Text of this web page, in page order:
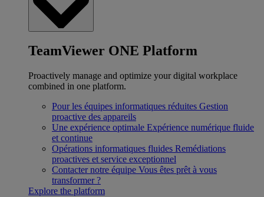
TeamViewer ONE Platform
Proactively manage and optimize your digital workplace
combined in one platform.
Pour les équipes informatiques réduites Gestion
proactive des appareils
Une expérience optimale Expérience numérique fluide
et continue
Opérations informatiques fluides Remédiations
proactives et service exceptionnel
Contacter notre équipe Vous êtes prêt à vous
transformer ?
Explore the platform